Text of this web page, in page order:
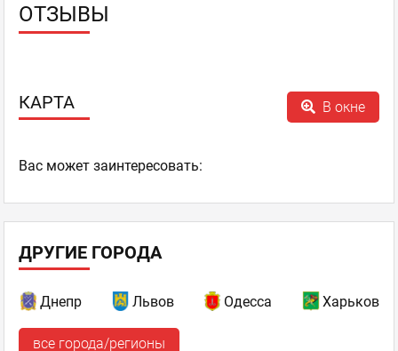
ОТЗЫВЫ
КАРТА В окне
Ваc может заинтересовать:
ДРУГИЕ ГОРОДА
Днепр Львов Одесса Харьков
все города/регионы